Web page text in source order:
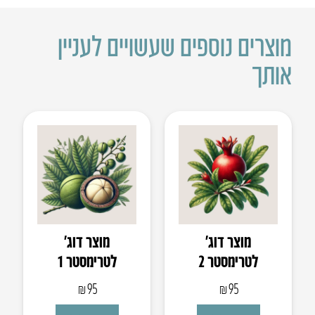
מוצרים נוספים שעשויים לעניין
אותך
מוצר דוג’
לטרימסטר 2
₪95
מוצר דוג’
לטרימסטר 1
₪95